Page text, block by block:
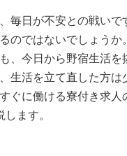
毎日が不安との戦い
のではないでしょう
、今日から野宿生活
生活を立て直した方
ぐに働ける寮付き求
ます。